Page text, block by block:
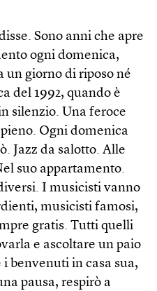
Sono anni che apre
ogni domenica,
un giorno di riposo né
del 1992, quando è
silenzio. Una feroce
Ogni domenica
Jazz da salotto. Alle
suo appartamento.
I musicisti vanno
musicisti famosi,
gratis. Tutti quelli
e ascoltare un paio
i benvenuti in casa sua,
pausa, respirò a